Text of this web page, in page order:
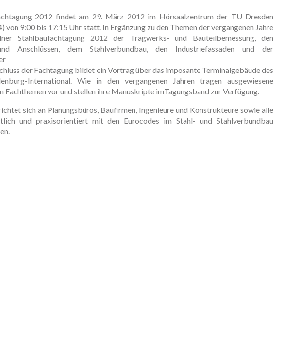
2012 findet am 29. März 2012 im Hörsaalzentrum der TU Dresden
von 9:00 bis 17:15 Uhr statt. In Ergänzung zu den Themen der vergangenen Jahre
Stahlbaufachtagung 2012 der Tragwerks- und Bauteilbemessung, den
Anschlüssen, dem Stahlverbundbau, den Industriefassaden und der
der Fachtagung bildet ein Vortrag über das imposante Terminalgebäude des
International. Wie in den vergangenen Jahren tragen ausgewiesene
Fachthemen vor und stellen ihre Manuskripte imTagungsband zur Verfügung.
sich an Planungsbüros, Baufirmen, Ingenieure und Konstrukteure sowie alle
und praxisorientiert mit den Eurocodes im Stahl- und Stahlverbundbau